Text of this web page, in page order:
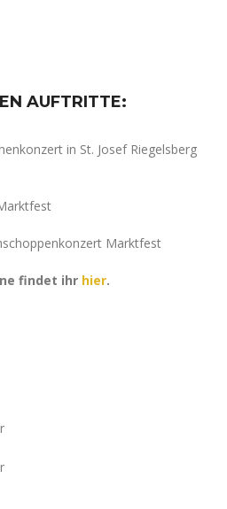
AUFTRITTE:
in St. Josef Riegelsberg
Marktfest
findet ihr hier.